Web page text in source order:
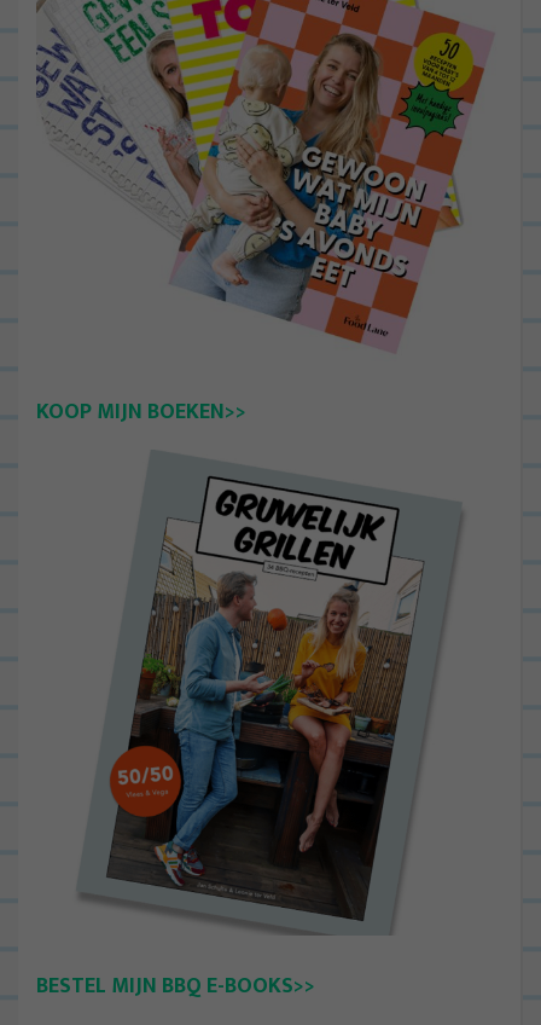
KOOP MIJN BOEKEN>>
BESTEL MIJN BBQ E-BOOKS>>